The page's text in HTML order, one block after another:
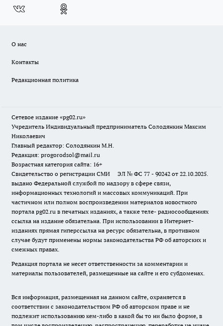
О нас
Контакты
Редакционная политика
Сетевое издание «pg02.ru»
Учредитель Индивидуальный предприниматель Солодянкин Максим
Николаевич
Главный редактор: Солодянкин М.Н.
Редакция: progorodsol@mail.ru
Возрастная категория сайта: 16+
Свидетельство о регистрации СМИ ЭЛ № ФС 77 - 90242 от 22.10.2025.
выдано Федеральной службой по надзору в сфере связи,
информационных технологий и массовых коммуникаций. При
частичном или полном воспроизведении материалов новостного
портала pg02.ru в печатных изданиях, а также теле- радиосообщениях
ссылка на издание обязательна. При использовании в Интернет-
изданиях прямая гиперссылка на ресурс обязательна, в противном
случае будут применены нормы законодательства РФ об авторских и
смежных правах.
Редакция портала не несет ответственности за комментарии и
материалы пользователей, размещенные на сайте и его субдоменах.
Вся информация, размещенная на данном сайте, охраняется в
соответствии с законодательством РФ об авторском праве и не
подлежит использованию кем-либо в какой бы то ни было форме, в